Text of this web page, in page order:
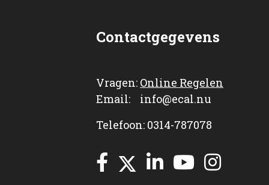
Contactgegevens
Vragen: Online Regelen
Email: info@ecal.nu
Telefoon: 0314-787078